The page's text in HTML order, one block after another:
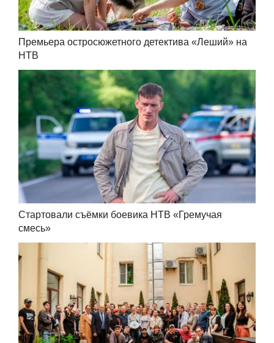
Премьера остросюжетного детектива «Леший» на
НТВ
Стартовали съёмки боевика НТВ «Гремучая
смесь»